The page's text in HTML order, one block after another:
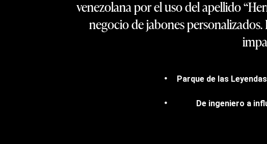
venezolana por el uso del apellido
negocio de jabones
Parque de las
De ingeniero a